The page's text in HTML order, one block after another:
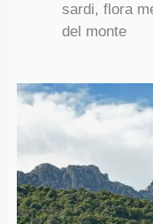
sardi, flora
del monte